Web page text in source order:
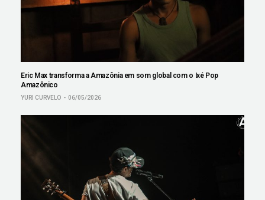
Eric Max transforma a Amazônia em som global com o Ixé Pop
Amazônico
YURI CURVELO 06/05/2026